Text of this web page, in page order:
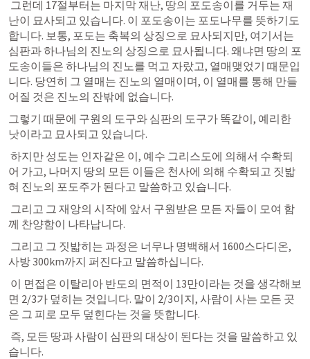
난이 묘사되고 있습니다. 이 포도송이는 포도나무를 뜻하기도
합니다. 보통, 포도는 축복의 상징으로 묘사되지만, 여기서는
심판과 하나님의 진노의 상징으로 묘사됩니다. 왜냐면 땅의 포
도송이들은 하나님의 진노를 먹고 자랐고, 열매맺었기 때문입
니다. 당연히 그 열매는 진노의 열매이며, 이 열매를 통해 만들
어질 것은 진노의 잔밖에 없습니다.
그렇기 때문에 구원의 도구와 심판의 도구가 똑같이, 예리한
낫이라고 묘사되고 있습니다.
어 가고, 나머지 땅의 모든 이들은 천사에 의해 수확되고 짓밟
혀 진노의 포도주가 된다고 말씀하고 있습니다.
께 찬양함이 나타납니다.
사방 300km까지 퍼진다고 말씀하십니다.
면 2/3가 덮히는 것입니다. 말이 2/3이지, 사람이 사는 모든 곳
은 그 피로 모두 덮힌다는 것을 뜻합니다.
습니다.